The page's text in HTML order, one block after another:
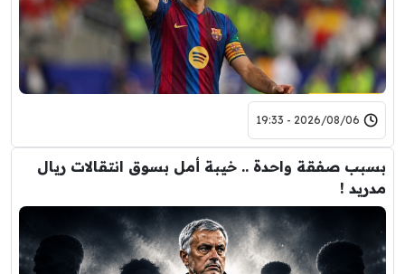
2026/08/06 - 19:33
بسبب صفقة واحدة .. خيبة أمل بسوق انتقالات ريال
مدريد !